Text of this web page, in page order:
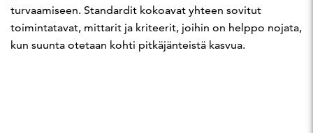
turvaamiseen. Standardit kokoavat yhteen sovitut
toimintatavat, mittarit ja kriteerit, joihin on helppo nojata,
kun suunta otetaan kohti pitkäjänteistä kasvua.